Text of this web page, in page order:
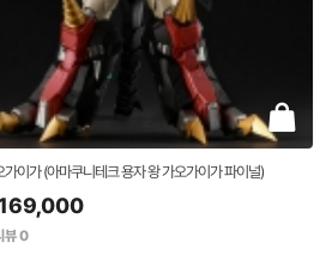
가이가 (아마쿠니테크 용자 왕 가오가이가 파이널)
뷰0